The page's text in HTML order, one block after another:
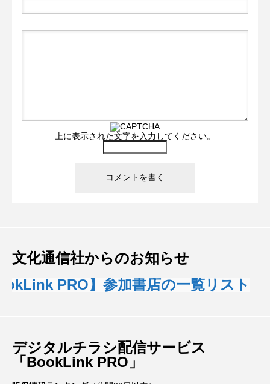
上に表示された文字を入力してください。
文化通信社からのお知らせ
PRO】参加書店の一覧リスト
デジタルチラシ配信サービス
「BookLink PRO」